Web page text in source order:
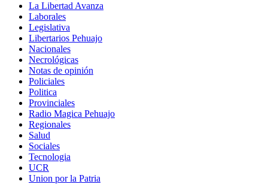
La Libertad Avanza
Laborales
Legislativa
Libertarios Pehuajo
Nacionales
Necrológicas
Notas de opinión
Policiales
Politica
Provinciales
Radio Magica Pehuajo
Regionales
Salud
Sociales
Tecnologia
UCR
Union por la Patria